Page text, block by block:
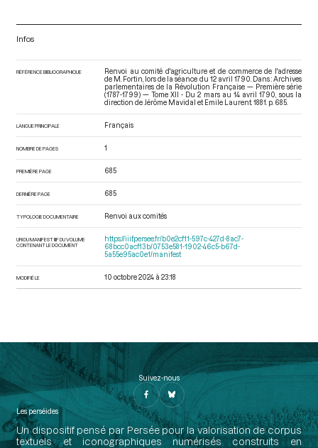
Infos
RÉFÉRENCE BIBLIOGRAPHIQUE
Renvoi au comité d'agriculture et de commerce de l'adresse
de M. Fortin, lors de la séance du 12 avril 1790. Dans : Archives
parlementaires de la Révolution Française — Première série
(1787-1799) — Tome XII - Du 2 mars au 14 avril 1790 , sous la
direction de Jérôme Mavidal et Emile Laurent. 1881. p. 685.
LANGUE PRINCIPALE Français
NOMBRE DE PAGES 1
PREMIÈRE PAGE 685
DERNIÈRE PAGE 685
TYPOLOGIE DOCUMENTAIRE Renvoi aux comités
URI DU MANIFEST IIIF DU VOLUME
CONTENANT LE DOCUMENT
https://iiif.persee.fr/b0e2cf11-597c-427d-8ac7-
68bcc0acf13b/0753e581-1902-46c5-b67d-
5a55e95ac0e1/manifest
MODIFIÉ LE 10 octobre 2024 à 23:18
Suivez-nous
Les perséides
Un dispositif pensé par Persée pour la valorisation de corpus
textuels et iconographiques numérisés construits en